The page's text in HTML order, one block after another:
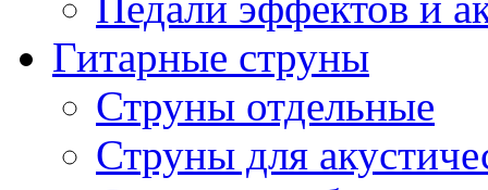
Гитарные струны
Струны отдельные
Струны для